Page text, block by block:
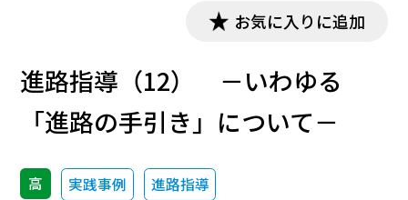
お気に入りに追加
進路指導（12） －いわゆる
「進路の手引き」について－
高 実践事例 進路指導